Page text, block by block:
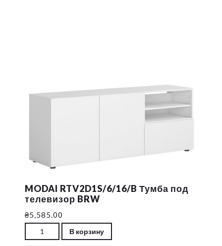
MODAI RTV2D1S/6/16/B Тумба под
телевизор BRW
₴5,585.00
Количество MODAI RTV2D1S/6/16/B Тумба под
телевизор BRW
В корзину